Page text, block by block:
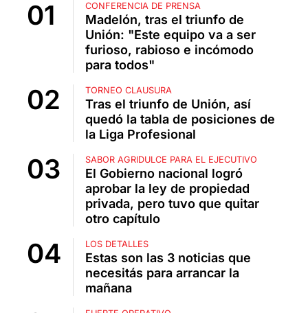
CONFERENCIA DE PRENSA
Madelón, tras el triunfo de
Unión: "Este equipo va a ser
furioso, rabioso e incómodo
para todos"
TORNEO CLAUSURA
Tras el triunfo de Unión, así
quedó la tabla de posiciones de
la Liga Profesional
SABOR AGRIDULCE PARA EL EJECUTIVO
El Gobierno nacional logró
aprobar la ley de propiedad
privada, pero tuvo que quitar
otro capítulo
LOS DETALLES
Estas son las 3 noticias que
necesitás para arrancar la
mañana